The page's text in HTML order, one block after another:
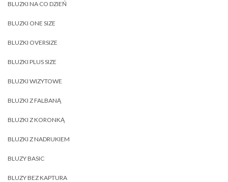
BLUZKI NA CO DZIEŃ
BLUZKI ONE SIZE
BLUZKI OVERSIZE
BLUZKI PLUS SIZE
BLUZKI WIZYTOWE
BLUZKI Z FALBANĄ
BLUZKI Z KORONKĄ
BLUZKI Z NADRUKIEM
BLUZY BASIC
BLUZY BEZ KAPTURA